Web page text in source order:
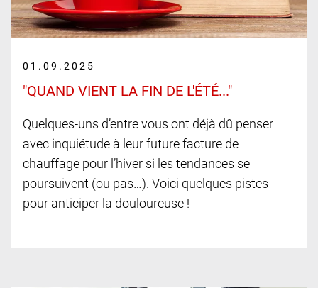
01.09.2025
"QUAND VIENT LA FIN DE L'ÉTÉ..."
Quelques-uns d’entre vous ont déjà dû penser
avec inquiétude à leur future facture de
chauffage pour l’hiver si les tendances se
poursuivent (ou pas…). Voici quelques pistes
pour anticiper la douloureuse !